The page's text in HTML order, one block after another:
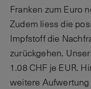
Franken zum Euro
Zudem liess die
Impfstoff die
zurückgehen.
1.08 CHF je EUR.
weitere Aufwertung